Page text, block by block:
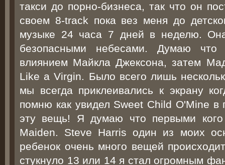
такси до порно-бизнеса, так что он
своем 8-track пока вез меня до
музыке 24 часа 7 дней в неделю.
безопасными небесами. Думаю
влиянием Майкла Джексона, затем
Like a Virgin. Было всего лишь
мы всегда приклеивались к экрану
помню как увидел Sweet Child O'Mine
эту вещь! Я думаю что первыми
Maiden. Steve Harris один из моих
ребенок очень много вещей
стукнуло 13 или 14 я стал огромным